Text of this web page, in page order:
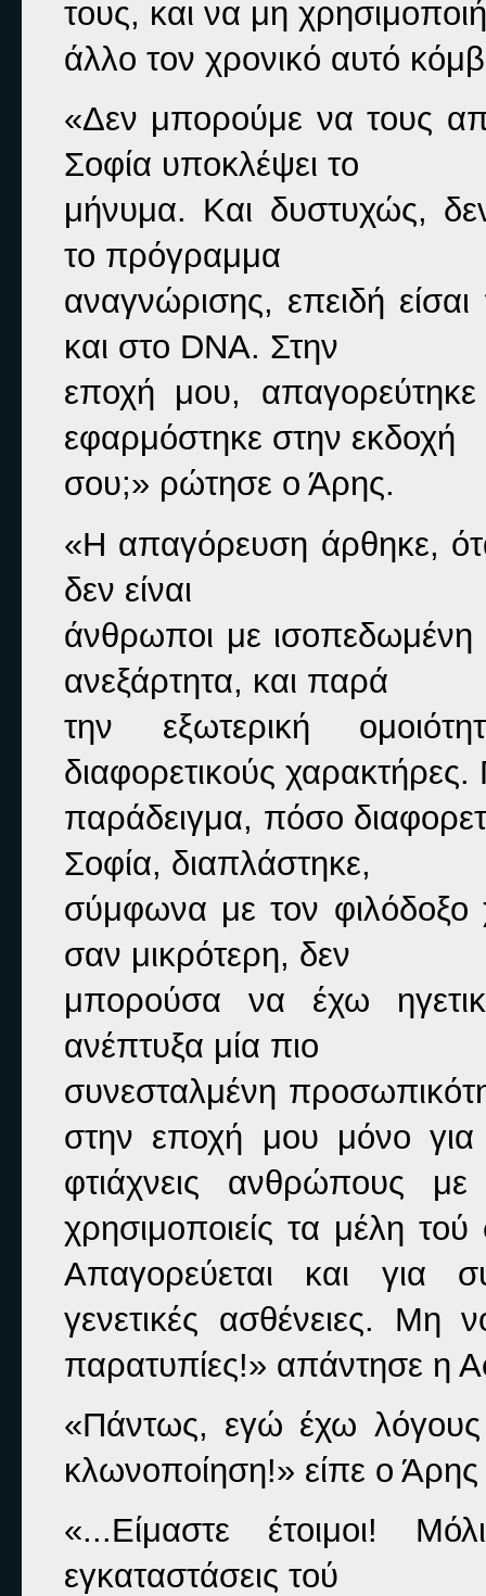
τους, και να μη
άλλο τον χρονικό αυτό
«Δεν μπορούμε να τους
Σοφία υποκλέψει το
μήνυμα. Και δυστυχώς,
το πρόγραμμα
αναγνώρισης, επειδή
και στο DNA. Στην
εποχή μου,
εφαρμόστηκε στην εκδοχή
σου;» ρώτησε ο Άρης.
«Η απαγόρευση άρθηκε,
δεν είναι
άνθρωποι με ισοπεδωμένη
ανεξάρτητα, και παρά
την εξωτερική
διαφορετικούς
παράδειγμα, πόσο
Σοφία, διαπλάστηκε,
σύμφωνα με τον
σαν μικρότερη, δεν
μπορούσα να έχω
ανέπτυξα μία πιο
συνεσταλμένη
στην εποχή μου μόνο
φτιάχνεις ανθρώπους
χρησιμοποιείς τα μέλη
Απαγορεύεται και για
γενετικές ασθένειες. Μη
παρατυπίες!» απάντησε η
«Πάντως, εγώ έχω λόγους
κλωνοποίηση!» είπε ο
«...Είμαστε έτοιμοι!
εγκαταστάσεις τού